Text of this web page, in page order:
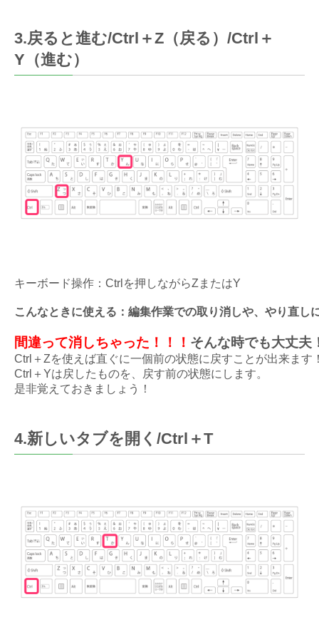
3.戻ると進む/Ctrl＋Z（戻る）/Ctrl＋
Y（進む）
キーボード操作：Ctrlを押しながらZまたはY
こんなときに使える：編集作業での取り消しや、やり直し
間違って消しちゃった！！！ そんな時でも大丈夫
Ctrl＋Zを使えば直ぐに一個前の状態に戻すことが出来ます
Ctrl＋Yは戻したものを、戻す前の状態にします。
是非覚えておきましょう！
4.新しいタブを開く/Ctrl＋T